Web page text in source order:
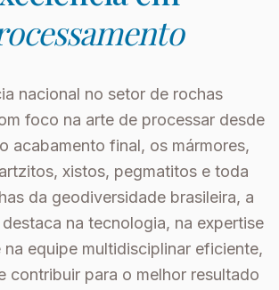
nacional no setor de rochas
foco na arte de processar desde
acabamento final, os mármores,
xistos, pegmatitos e toda
da geodiversidade brasileira, a
na tecnologia, na expertise
na equipe multidisciplinar eficiente,
contribuir para o melhor resultado